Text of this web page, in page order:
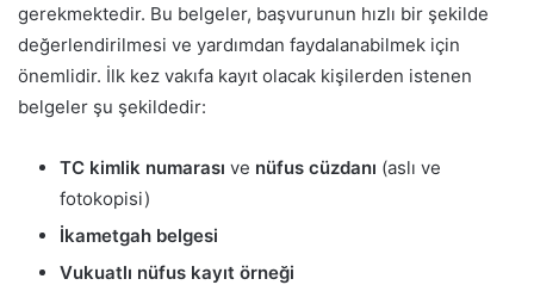
gerekmektedir. Bu belgeler, başvurunun hızlı bir şekilde
değerlendirilmesi ve yardımdan faydalanabilmek için
önemlidir. İlk kez vakıfa kayıt olacak kişilerden istenen
belgeler şu şekildedir:
TC kimlik numarası ve nüfus cüzdanı (aslı ve
fotokopisi)
İkametgah belgesi
Vukuatlı nüfus kayıt örneği